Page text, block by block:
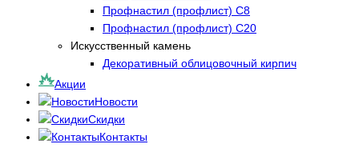
Профнастил (профлист) С8
Профнастил (профлист) С20
Искусственный камень
Декоративный облицовочный кирпич
Акции
Новости
Скидки
Контакты